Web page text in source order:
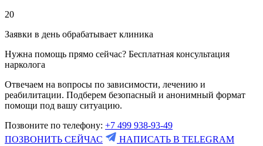
20
Заявки в день обрабатывает клиника
Нужна помощь прямо сейчас? Бесплатная консультация
нарколога
Отвечаем на вопросы по зависимости, лечению и
реабилитации. Подберем безопасный и анонимный формат
помощи под вашу ситуацию.
Позвоните по телефону: +7 499 938-93-49
ПОЗВОНИТЬ СЕЙЧАС
НАПИСАТЬ В TELEGRAM